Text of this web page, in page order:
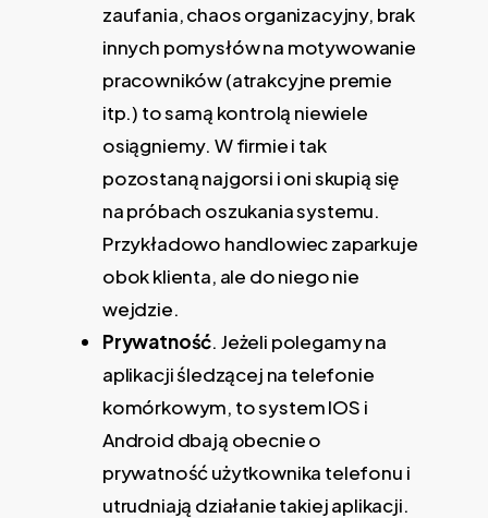
zaufania, chaos organizacyjny, brak
innych pomysłów na motywowanie
pracowników (atrakcyjne premie
itp.) to samą kontrolą niewiele
osiągniemy. W firmie i tak
pozostaną najgorsi i oni skupią się
na próbach oszukania systemu.
Przykładowo handlowiec zaparkuje
obok klienta, ale do niego nie
wejdzie.
Prywatność. Jeżeli polegamy na
aplikacji śledzącej na telefonie
komórkowym, to system IOS i
Android dbają obecnie o
prywatność użytkownika telefonu i
utrudniają działanie takiej aplikacji.